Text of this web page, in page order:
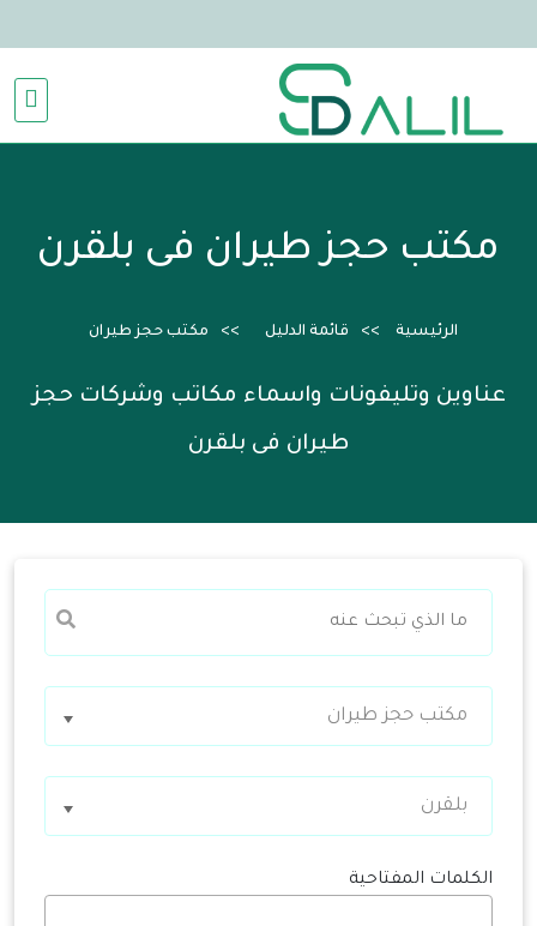
مكتب حجز طيران فى بلقرن
الرئيسية قائمة الدليل مكتب حجز طيران
عناوين وتليفونات واسماء مكاتب وشركات حجز
طيران فى بلقرن
مكتب حجز طيران
بلقرن
الكلمات المفتاحية